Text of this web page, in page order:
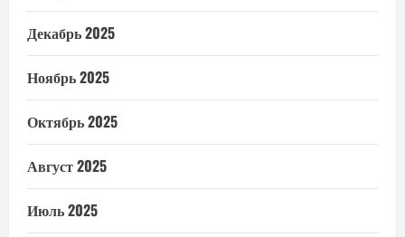
Декабрь 2025
Ноябрь 2025
Октябрь 2025
Август 2025
Июль 2025